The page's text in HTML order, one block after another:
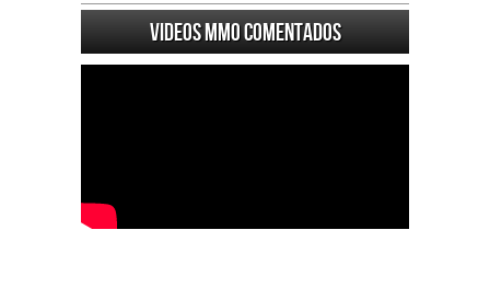
Videos MMO Comentados